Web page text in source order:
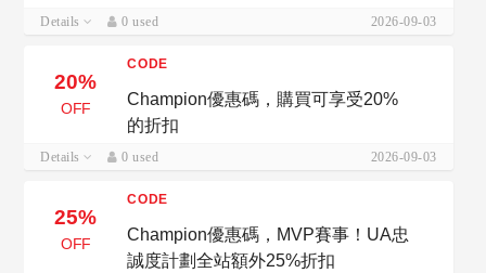
Details 0 used 2026-09-03
20%
OFF
CODE
Champion優惠碼，購買可享受20%
的折扣
Details 0 used 2026-09-03
25%
OFF
CODE
Champion優惠碼，MVP賽事！UA忠
誠度計劃全站額外25%折扣